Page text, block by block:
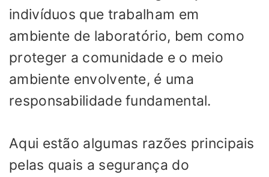
indivíduos que trabalham em
ambiente de laboratório, bem como
proteger a comunidade e o meio
ambiente envolvente, é uma
responsabilidade fundamental.
Aqui estão algumas razões principais
pelas quais a segurança do